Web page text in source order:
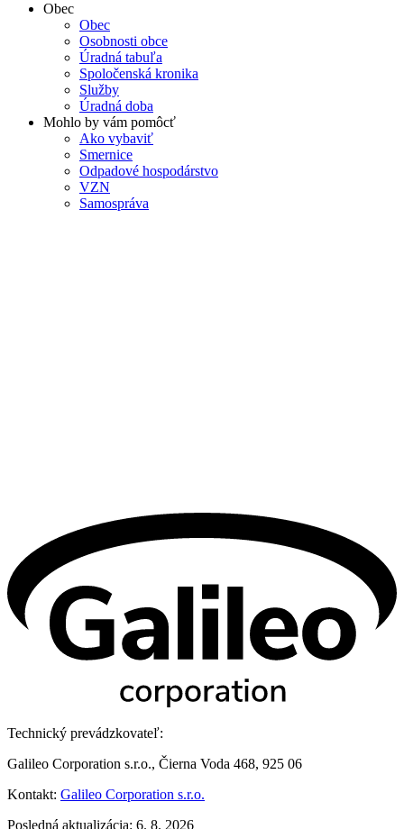
Obec
Obec
Osobnosti obce
Úradná tabuľa
Spoločenská kronika
Služby
Úradná doba
Mohlo by vám pomôcť
Ako vybaviť
Smernice
Odpadové hospodárstvo
VZN
Samospráva
Technický prevádzkovateľ:
Galileo Corporation s.r.o., Čierna Voda 468, 925 06
Kontakt: Galileo Corporation s.r.o.
Posledná aktualizácia: 6. 8. 2026